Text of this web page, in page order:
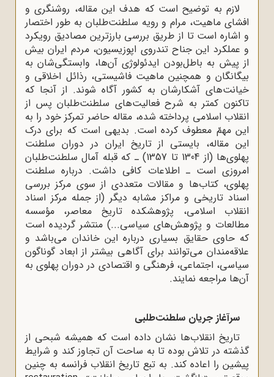
لازم به توضیح است که هدف این مقاله، روشنگری و
افشای ماهیت، مرام و رویه سلطنت‌طلبان به طور اختصار
و اشاره است تا از طریق بررسی بارزترین مصادیق رویکرد
و عملکرد این جناح تندروی اپوزیسیون، مردم ایران بیش
از پیش به باطل‌بودن ایدئولوژی آن‌ها، وابستگی‌شان به
بیگانگان و همچنین ماهیت فاشیستی، رذائل اخلاقی و
خیانت‌های آشکارشان به کشور آگاه شوند. از آنجا که
تاکنون کمتر به شرح فعالیت‌های سلطنت‌طلبان پس از
انقلاب اسلامی پرداخته شده، مقاله حاضر تمرکز خود را به
این مهمّ معطوف کرده است. بدیهی است که برای درک
این مقاله، بایستی از تاریخ ایران در دوران سلطنت
پهلوی‌ها (از 1304 تا 1357) ـ که قبله آمال سلطنت‌طلبان
امروزی است ـ اطلاعات کافی داشت. درباره سلطنت
پهلوی، کتاب‌ها و مقالات متعددی از سوی مرکز بررسی
اسناد تاریخی و مراکز مشابه دیگر (از جمله مرکز اسناد
انقلاب اسلامی، پژوهشکده تاریخ معاصر، مؤسسه
مطالعات و پژوهش‌های سیاسی...) منتشر گردیده است
که حاوی حقایق بسیاری درباره این خاندان می‌باشد و
علاقه‌مندان می‌توانند برای آگاهی بیشتر از ابعاد گوناگون
سیاسی، اجتماعی، فرهنگی و اقتصادی در دوران پهلوی به
آن‌ها مراجعه نمایند.
سرآغاز جریان سلطنت‌طلبی
تاریخ انقلاب‌ها نشان داده است که همیشه شبحی از
گذشته در تلاش بوده تا به ساحت آن تجاوز کند و شرایط
پیشین را اعاده کند. به تبع تاریخ انقلاب فرانسه به چنین